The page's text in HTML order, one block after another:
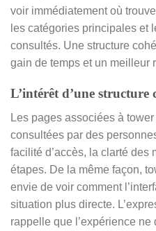
voir immédiatement où
les catégories principales et
consultés. Une structure
gain de temps et un meilleur
L’intérêt d’une
Les pages associées à
consultées par des
facilité d’accès, la clarté des
étapes. De la même façon,
envie de voir comment
situation plus directe.
rappelle que l’expérience